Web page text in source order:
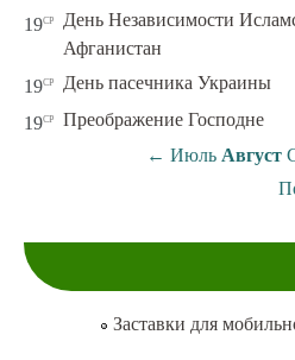
19ср
День Независимости
Афганистан
19ср День пасечника Украины
19ср Преображение Господне
← Июль Август
Заставки для